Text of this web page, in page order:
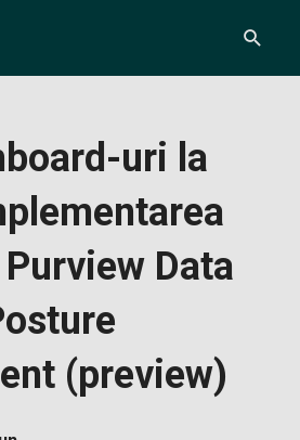
uri la
Data
(preview)